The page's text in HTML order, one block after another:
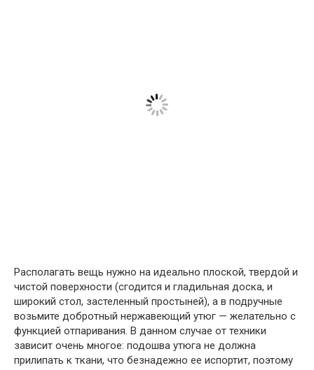
Располагать вещь нужно на идеально плоской, твердой и
чистой поверхности (сгодится и гладильная доска, и
широкий стол, застеленный простыней), а в подручные
возьмите добротный нержавеющий утюг — желательно с
функцией отпаривания. В данном случае от техники
зависит очень многое: подошва утюга не должна
прилипать к ткани, что безнадежно ее испортит, поэтому